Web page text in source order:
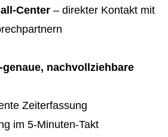
Center – direkter Kontakt mit
genaue, nachvollziehbare
Zeiterfassung
im 5-Minuten-Takt